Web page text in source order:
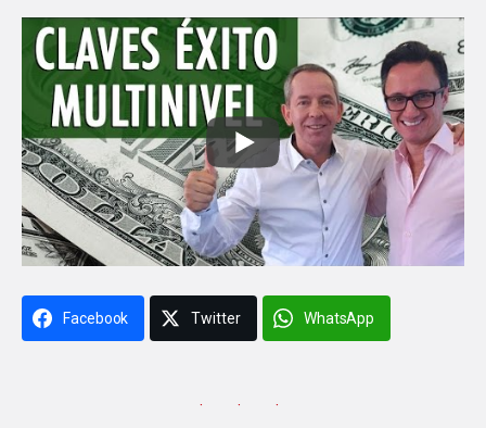
Facebook Twitter WhatsApp
· · ·